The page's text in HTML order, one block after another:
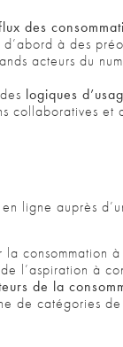
des
à des
acteurs du
logiques
collaboratives et
ligne auprès
la consommation
l’aspiration à
de la
de catégories